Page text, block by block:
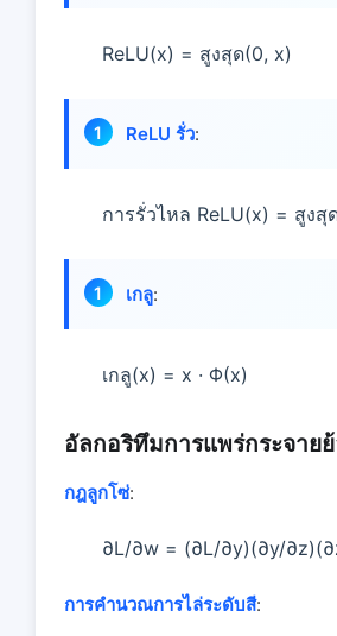
ReLU(x) = สูงสุด(0, x)
ReLU รั่ว:
การรั่วไหล ReLU(x) = สูงสุ
เกลู:
เกลู(x) = x · Φ(x)
อัลกอริทึมการแพร่กระจาย
กฎลูกโซ่:
∂L/∂w = (∂L/∂y)(∂y/
การคํานวณการไล่ระดับสี: